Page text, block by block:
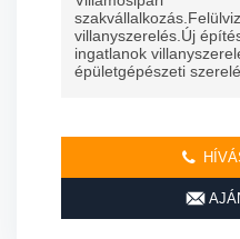
villanyszerelés.Új
ingatlanok
épületgépészeti